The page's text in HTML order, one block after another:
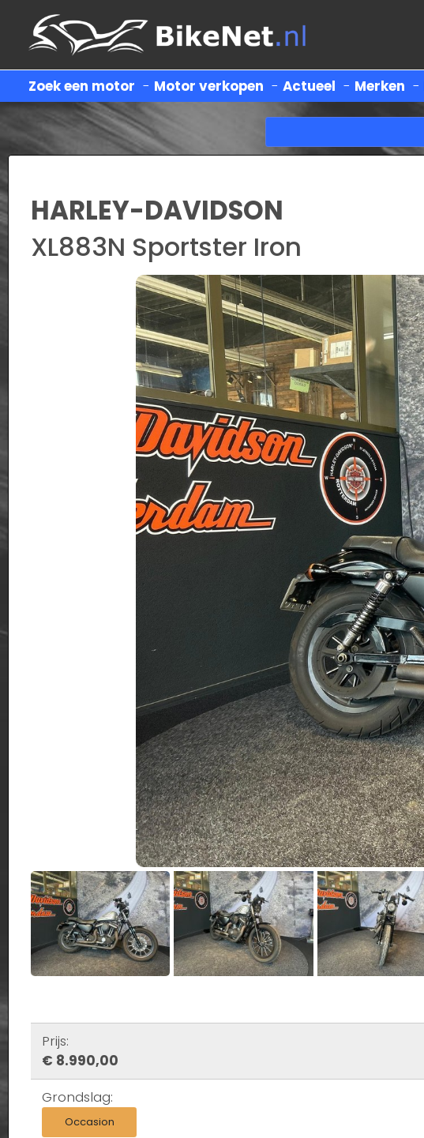
Zoek een motor - Motor verkopen - Actueel - Merken -
HARLEY-DAVIDSON
XL883N Sportster Iron
Prijs:
€ 8.990,00
Grondslag:
Occasion